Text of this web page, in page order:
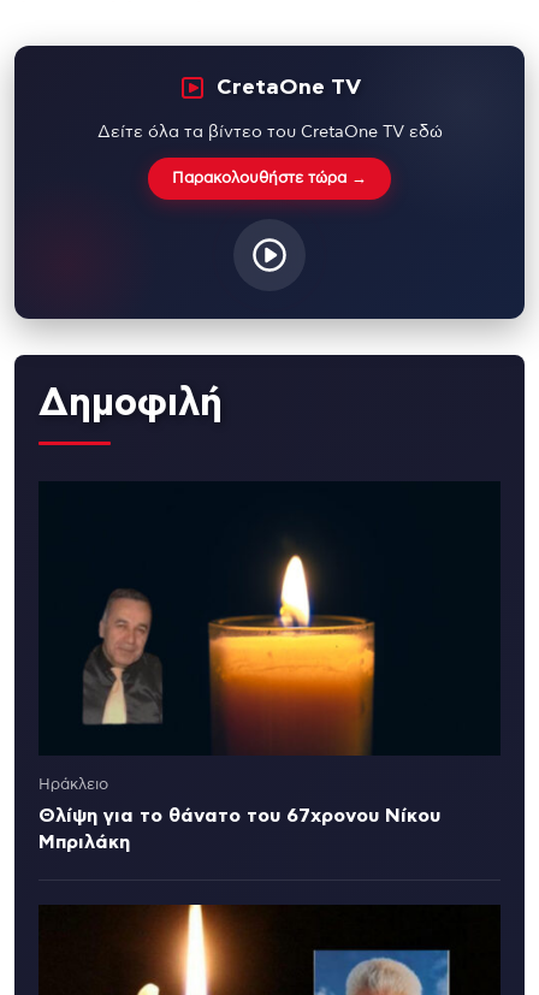
CretaOne TV
Δείτε όλα τα βίντεο του CretaOne TV εδώ
Παρακολουθήστε τώρα →
Δημοφιλή
Ηράκλειο
Θλίψη για το θάνατο του 67χρονου Νίκου
Μπριλάκη